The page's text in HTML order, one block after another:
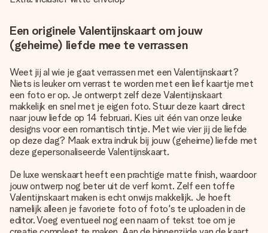
Een originele Valentijnskaart om jouw
(geheime) liefde mee te verrassen
Weet jij al wie je gaat verrassen met een Valentijnskaart?
Niets is leuker om verrast te worden met een lief kaartje met
een foto er op. Je ontwerpt zelf deze Valentijnskaart
makkelijk en snel met je eigen foto. Stuur deze kaart direct
naar jouw liefde op 14 februari. Kies uit één van onze leuke
designs voor een romantisch tintje. Met wie vier jij de liefde
op deze dag? Maak extra indruk bij jouw (geheime) liefde met
deze gepersonaliseerde Valentijnskaart.
De luxe wenskaart heeft een prachtige matte finish, waardoor
jouw ontwerp nog beter uit de verf komt. Zelf een toffe
Valentijnskaart maken is echt onwijs makkelijk. Je hoeft
namelijk alleen je favoriete foto of foto's te uploaden in de
editor. Voeg eventueel nog een naam of tekst toe om je